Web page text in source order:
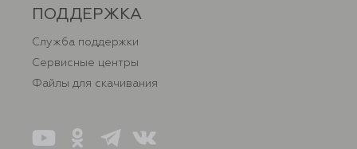
ПОДДЕРЖКА
Служба поддержки
Сервисные центры
Файлы для скачивания